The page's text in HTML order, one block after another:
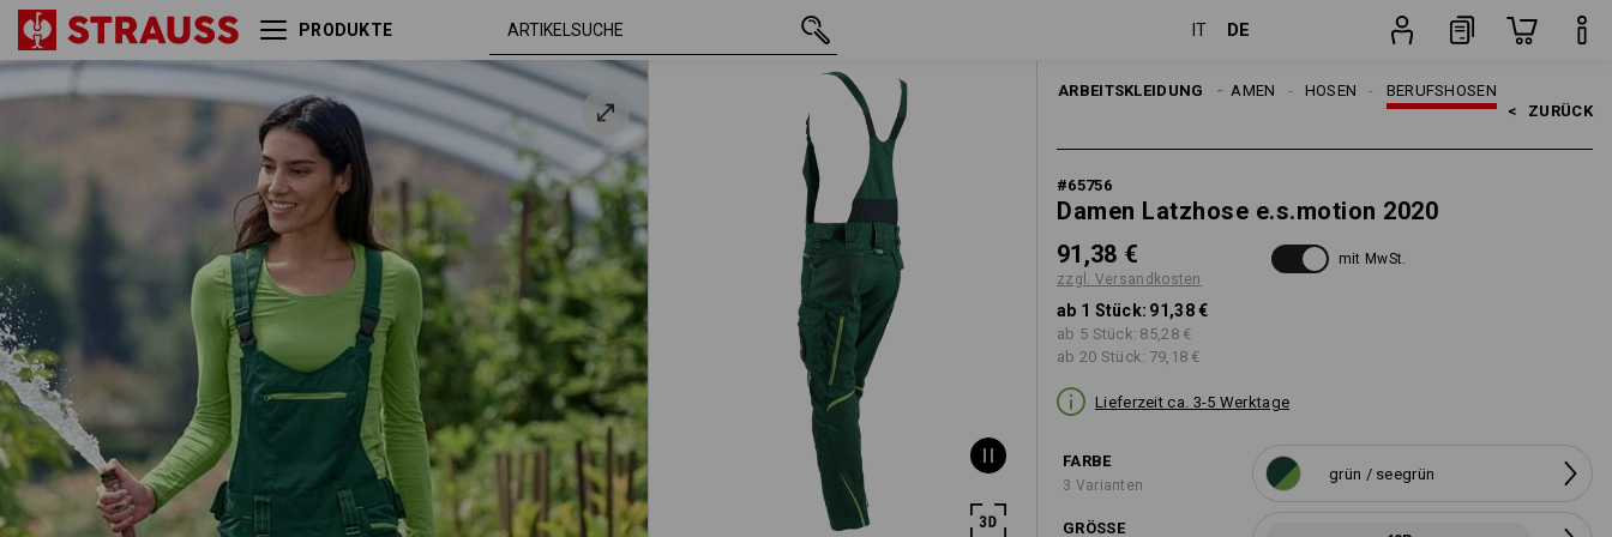
PRODUKTE IT DE
ARBEITSKLEIDUNG BERUFSHOSEN
HOSEN
DAMEN
< ZURÜCK
#65756
Damen Latzhose e.s.motion 2020
91,38 €
zzgl. Versandkosten
mit MwSt.
ab 1 Stück: 91,38 €
ab 5 Stück: 85,28 €
ab 20 Stück: 79,18 €
Lieferzeit ca. 3-5 Werktage
FARBE
3 Varianten
grün / seegrün
GRÖSSE
Damen Latzhose e.s.motion
2020
seegrün
40R